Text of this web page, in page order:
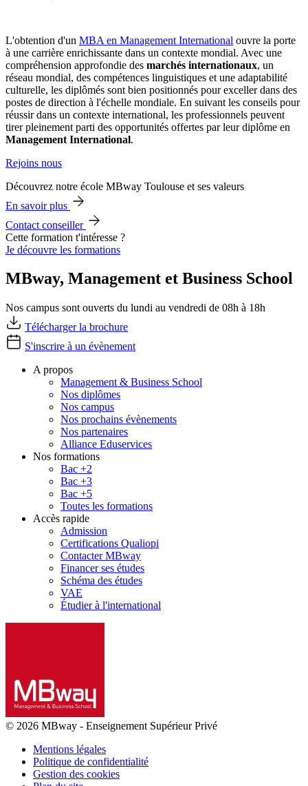
L'obtention d'un MBA en Management International ouvre la porte
à une carrière enrichissante dans un contexte mondial. Avec une
compréhension approfondie des marchés internationaux, un
réseau mondial, des compétences linguistiques et une adaptabilité
culturelle, les diplômés sont bien positionnés pour exceller dans des
postes de direction à l'échelle mondiale. En suivant les conseils pour
réussir dans un contexte international, les professionnels peuvent
tirer pleinement parti des opportunités offertes par leur diplôme en
Management International.
Rejoins nous
Découvrez notre école MBway Toulouse et ses valeurs
En savoir plus
Contact conseiller
Cette formation t'intéresse ?
Je découvre les formations
MBway, Management et Business School
Nos campus sont ouverts du lundi au vendredi de 08h à 18h
Télécharger la brochure
S'inscrire à un évènement
A propos
Management & Business School
Nos diplômes
Nos campus
Nos prochains évènements
Nos partenaires
Alliance Eduservices
Nos formations
Bac +2
Bac +3
Bac +5
Toutes les formations
Accès rapide
Admission
Certifications Qualiopi
Contacter MBway
Financer ses études
Schéma des études
VAE
Étudier à l'international
© 2026 MBway - Enseignement Supérieur Privé
Mentions légales
Politique de confidentialité
Gestion des cookies